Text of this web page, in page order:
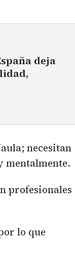
deja
necesitan
mentalmente.
profesionales
lo que